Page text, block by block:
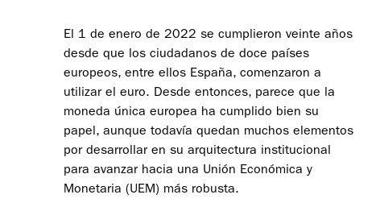
El 1 de enero de 2022 se cumplieron veinte años
desde que los ciudadanos de doce países
europeos, entre ellos España, comenzaron a
utilizar el euro. Desde entonces, parece que la
moneda única europea ha cumplido bien su
papel, aunque todavía quedan muchos elementos
por desarrollar en su arquitectura institucional
para avanzar hacia una Unión Económica y
Monetaria (UEM) más robusta.